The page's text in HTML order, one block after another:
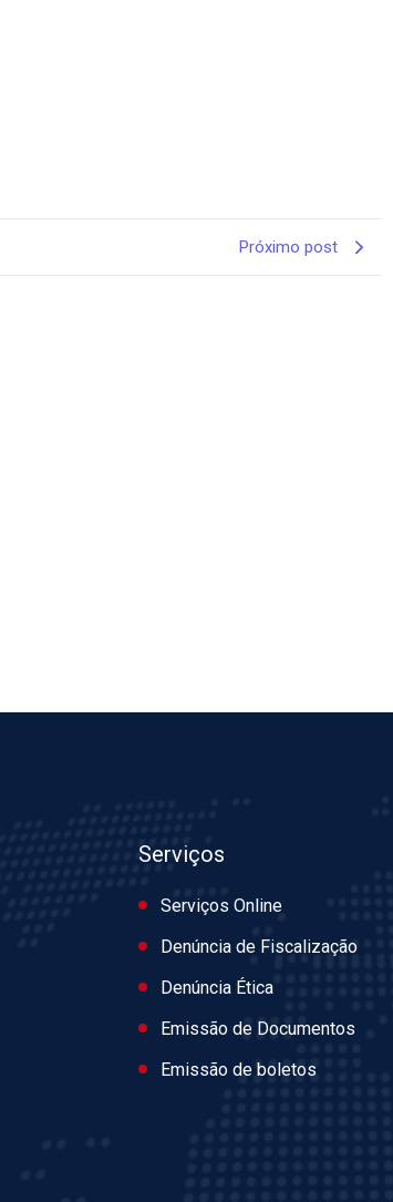
Próximo post
Serviços
Serviços Online
Denúncia de Fiscalização
Denúncia Ética
Emissão de Documentos
Emissão de boletos